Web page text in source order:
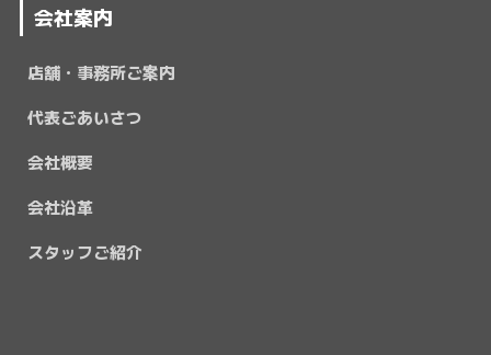
会社案内
店舗・事務所ご案内
代表ごあいさつ
会社概要
会社沿革
スタッフご紹介